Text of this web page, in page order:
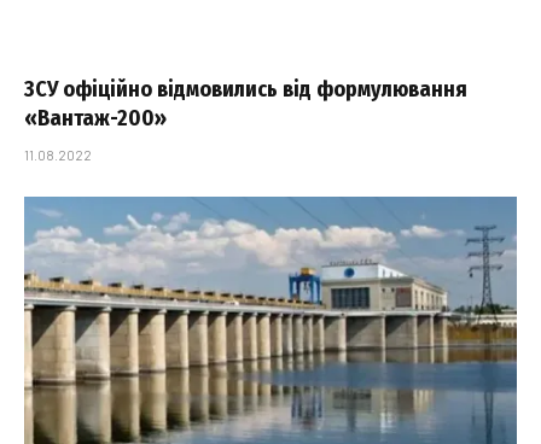
ЗСУ офіційно відмовились від формулювання
«Вантаж-200»
11.08.2022